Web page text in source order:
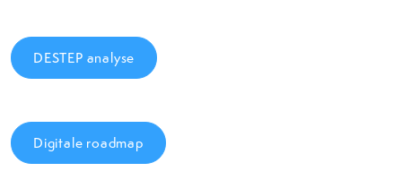
DESTEP analyse
Digitale roadmap